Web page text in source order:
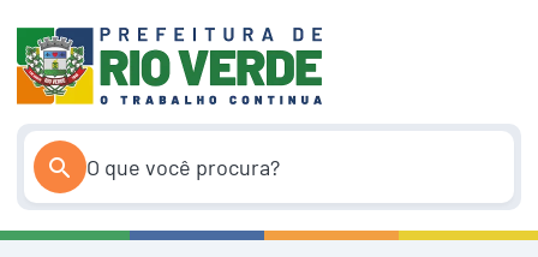
conteúdo